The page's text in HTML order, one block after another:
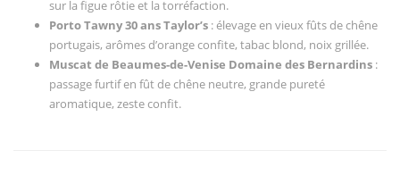
sur la figue rôtie et la torréfaction.
Porto Tawny 30 ans Taylor’s : élevage en vieux fûts de chêne
portugais, arômes d’orange confite, tabac blond, noix grillée.
Muscat de Beaumes-de-Venise Domaine des Bernardins :
passage furtif en fût de chêne neutre, grande pureté
aromatique, zeste confit.